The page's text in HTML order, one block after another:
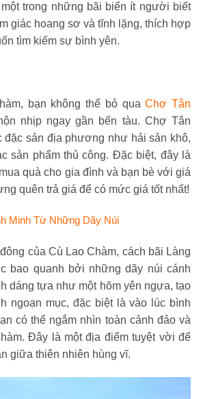
trong những bãi biển ít người biết
giác hoang sơ và tĩnh lặng, thích hợp
tìm kiếm sự bình yên.
bạn không thể bỏ quaChợ Tân
nhịp ngay gần bến tàu. Chợ Tân
đặc sản địa phương như hải sản khô,
sản phẩm thủ công. Đặc biệt, đây là
quà cho gia đình và bạn bè với giá
quên trả giá để có mức giá tốt nhất!
Minh Từ Những Dãy Núi
của Cù Lao Chàm, cách bãi Làng
bao quanh bởi những dãy núi cánh
dáng tựa như một hõm yên ngựa, tạo
ngoạn mục, đặc biệt là vào lúc bình
có thể ngắm nhìn toàn cảnh đảo và
Đây là một địa điểm tuyệt vời để
giữa thiên nhiên hùng vĩ.